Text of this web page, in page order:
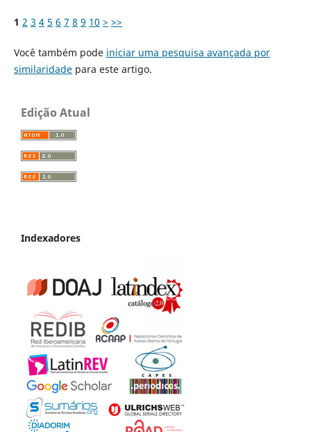
1 2 3 4 5 6 7 8 9 10 > >>
Você também pode iniciar uma pesquisa avançada por
similaridadepara este artigo.
Edição Atual
Indexadores